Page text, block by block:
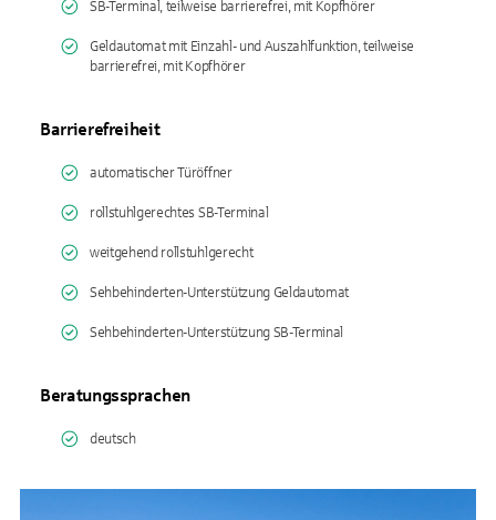
SB-Terminal, teilweise barrierefrei, mit Kopfhörer
Geldautomat mit Einzahl- und Auszahlfunktion, teilweise
barrierefrei, mit Kopfhörer
Barrierefreiheit
automatischer Türöffner
rollstuhlgerechtes SB-Terminal
weitgehend rollstuhlgerecht
Sehbehinderten-Unterstützung Geldautomat
Sehbehinderten-Unterstützung SB-Terminal
Beratungssprachen
deutsch